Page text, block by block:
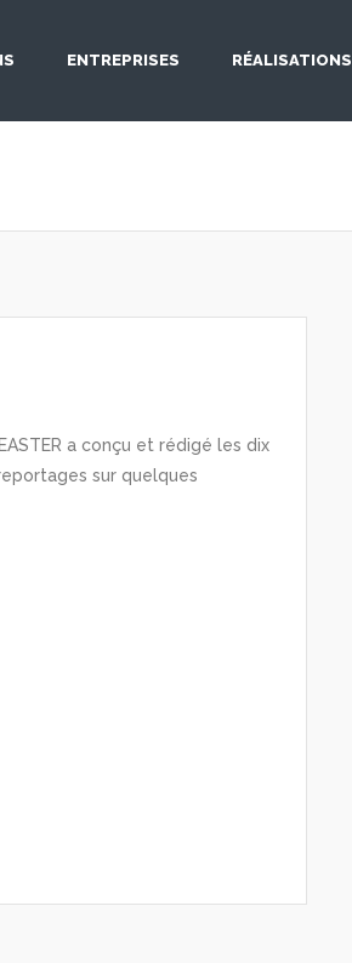
ENTREPRISES RÉALISATIONS
a conçu et rédigé les dix
sur quelques